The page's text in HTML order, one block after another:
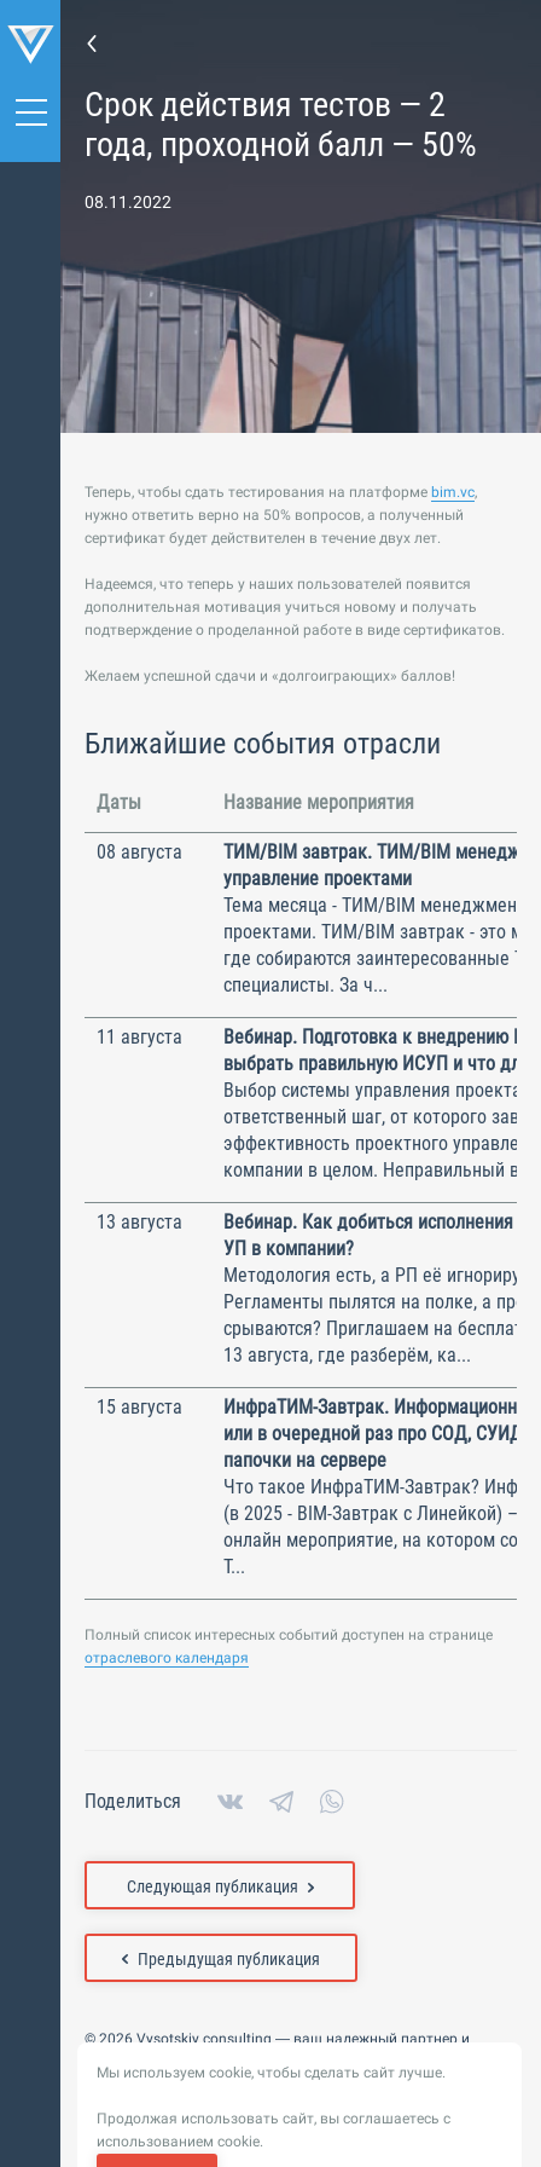
Срок действия тестов — 2
года, проходной балл — 50%
08.11.2022
Теперь, чтобы сдать тестирования на платформе bim.vc,
нужно ответить верно на 50% вопросов, а полученный
сертификат будет действителен в течение двух лет.
Надеемся, что теперь у наших пользователей появится
дополнительная мотивация учиться новому и получать
подтверждение о проделанной работе в виде сертификатов.
Желаем успешной сдачи и «долгоиграющих» баллов!
Ближайшие события отрасли
Даты Название мероприятия
08 августа
ТИМ/BIM завтрак. ТИМ/BIM
управление проектами
Тема месяца - ТИМ/BIM менеджмент и
проектами. ТИМ/BIM завтрак - это
где собираются заинтересованные
специалисты. За ч...
11 августа
Вебинар. Подготовка к внедрению
выбрать правильную ИСУП и что для
Выбор системы управления
ответственный шаг, от которого
эффективность проектного
компании в целом. Неправильный
13 августа
Вебинар. Как добиться исполнения
УП в компании?
Методология есть, а РП её
Регламенты пылятся на полке, а
срываются? Приглашаем на
13 августа, где разберём, ка...
15 августа
ИнфраТИМ-Завтрак.
или в очередной раз про СОД, СУИД и
папочки на сервере
Что такое ИнфраТИМ-Завтрак?
(в 2025 - BIM-Завтрак с Линейкой) –
онлайн мероприятие, на котором
Т...
Полный список интересных событий доступен на странице
отраслевого календаря
Поделиться
Предыдущая публикация
Следующая публикация
© 2026 Vysotskiy consulting — ваш надежный партнер и
Цифровизация, BIM, ИИ. Внедряем и оптимизируем
Пользовательское
соглашение
Политика обработки персональных
данных
Мы используем cookie, чтобы сделать сайт лучше.
Продолжая использовать сайт, вы соглашаетесь с
использованием cookie.